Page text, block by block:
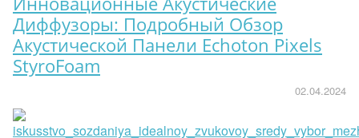
Диффузоры: Подробный Обзор
Акустической Панели Echoton Pixels
StyroFoam
02.04.2024